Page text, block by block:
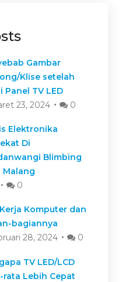
Gambar
Klise setelah
Panel TV LED
23, 2024
0
Elektronika
Di
Blimbing
Malang
0
Komputer dan
bagiannya
28, 2024
0
TV LED/LCD
rata Lebih Cepat